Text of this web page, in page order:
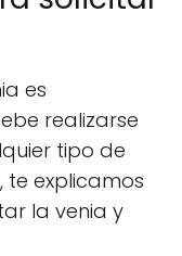
es
realizarse
tipo de
te explicamos
la venia y